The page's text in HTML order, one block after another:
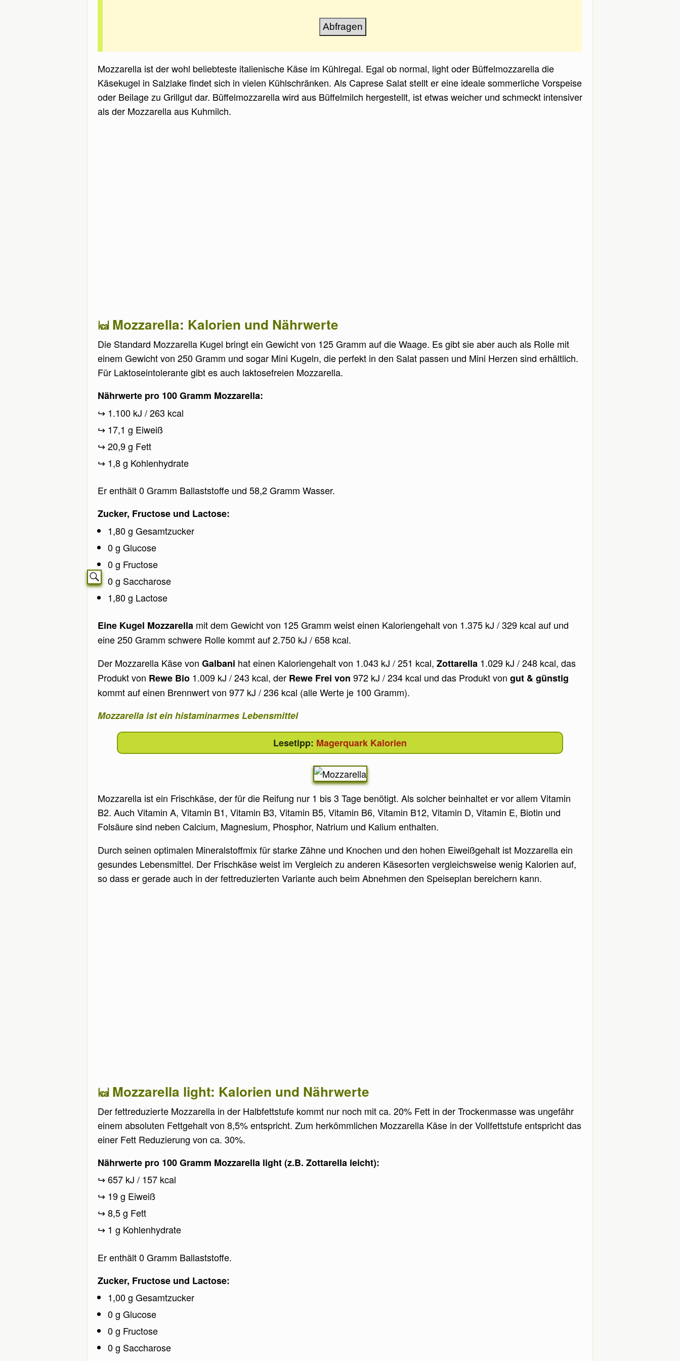
Mozzarella ist der wohl beliebteste italienische Käse im Kühlregal. Egal ob normal, light oder Büffelmozzarella die
Käsekugel in Salzlake findet sich in vielen Kühlschränken. Als Caprese Salat stellt er eine ideale sommerliche Vorspeise
oder Beilage zu Grillgut dar. Büffelmozzarella wird aus Büffelmilch hergestellt, ist etwas weicher und schmeckt intensiver
als der Mozzarella aus Kuhmilch.
Mozzarella: Kalorien und Nährwerte
Die Standard Mozzarella Kugel bringt ein Gewicht von 125 Gramm auf die Waage. Es gibt sie aber auch als Rolle mit
einem Gewicht von 250 Gramm und sogar Mini Kugeln, die perfekt in den Salat passen und Mini Herzen sind erhältlich.
Für Laktoseintolerante gibt es auch laktosefreien Mozzarella.
Nährwerte pro 100 Gramm Mozzarella:
1.100 kJ / 263 kcal
17,1 g Eiweiß
20,9 g Fett
1,8 g Kohlenhydrate
Er enthält 0 Gramm Ballaststoffe und 58,2 Gramm Wasser.
Zucker, Fructose und Lactose:
1,80 g Gesamtzucker
0 g Glucose
0 g Fructose
0 g Saccharose
1,80 g Lactose
Eine Kugel Mozzarella mit dem Gewicht von 125 Gramm weist einen Kaloriengehalt von 1.375 kJ / 329 kcal auf und
eine 250 Gramm schwere Rolle kommt auf 2.750 kJ / 658 kcal.
Der Mozzarella Käse von Galbani hat einen Kaloriengehalt von 1.043 kJ / 251 kcal, Zottarella 1.029 kJ / 248 kcal, das
Produkt von Rewe Bio 1.009 kJ / 243 kcal, der Rewe Frei von 972 kJ / 234 kcal und das Produkt von gut & günstig
kommt auf einen Brennwert von 977 kJ / 236 kcal (alle Werte je 100 Gramm).
Mozzarella ist ein histaminarmes Lebensmittel
Magerquark Kalorien
Mozzarella ist ein Frischkäse, der für die Reifung nur 1 bis 3 Tage benötigt. Als solcher beinhaltet er vor allem Vitamin
B2. Auch Vitamin A, Vitamin B1, Vitamin B3, Vitamin B5, Vitamin B6, Vitamin B12, Vitamin D, Vitamin E, Biotin und
Folsäure sind neben Calcium, Magnesium, Phosphor, Natrium und Kalium enthalten.
Durch seinen optimalen Mineralstoffmix für starke Zähne und Knochen und den hohen Eiweißgehalt ist Mozzarella ein
gesundes Lebensmittel. Der Frischkäse weist im Vergleich zu anderen Käsesorten vergleichsweise wenig Kalorien auf,
so dass er gerade auch in der fettreduzierten Variante auch beim Abnehmen den Speiseplan bereichern kann.
Mozzarella light: Kalorien und Nährwerte
Der fettreduzierte Mozzarella in der Halbfettstufe kommt nur noch mit ca. 20% Fett in der Trockenmasse was ungefähr
einem absoluten Fettgehalt von 8,5% entspricht. Zum herkömmlichen Mozzarella Käse in der Vollfettstufe entspricht das
einer Fett Reduzierung von ca. 30%.
Nährwerte pro 100 Gramm Mozzarella light (z.B. Zottarella leicht):
657 kJ / 157 kcal
19 g Eiweiß
8,5 g Fett
1 g Kohlenhydrate
Er enthält 0 Gramm Ballaststoffe.
Zucker, Fructose und Lactose:
1,00 g Gesamtzucker
0 g Glucose
0 g Fructose
0 g Saccharose